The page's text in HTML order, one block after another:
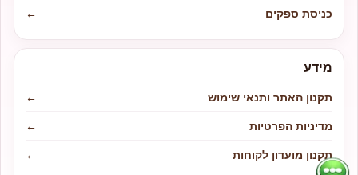
כניסת ספקים
←
מידע
תקנון האתר ותנאי שימוש
←
מדיניות הפרטיות
←
תקנון מועדון לקוחות
←